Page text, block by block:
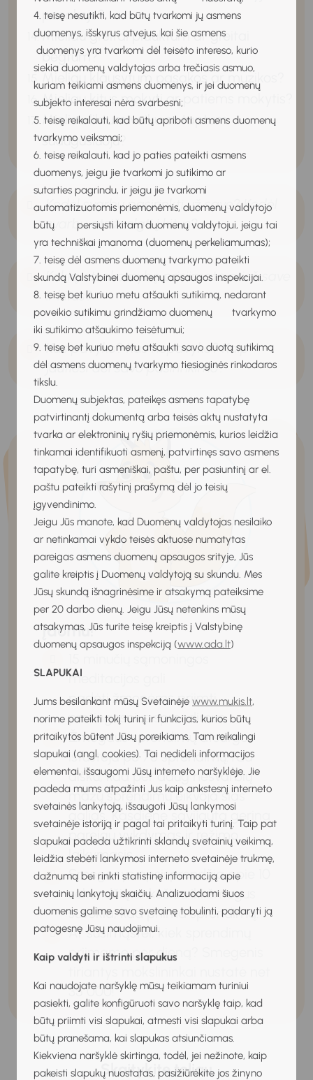
4. teisę nesutikti, kad būtų tvarkomi jų asmens
duomenys, išskyrus atvejus, kai šie asmens
duomenys yra tvarkomi dėl teisėto intereso, kurio
siekia duomenų valdytojas arba trečiasis asmuo,
kuriam teikiami asmens duomenys, ir jei duomenų
subjekto interesai nėra svarbesni;
5. teisę reikalauti, kad būtų apriboti asmens duomenų
tvarkymo veiksmai;
6. teisę reikalauti, kad jo paties pateikti asmens
duomenys, jeigu jie tvarkomi jo sutikimo ar
sutarties pagrindu, ir jeigu jie tvarkomi
automatizuotomis priemonėmis, duomenų valdytojo
būtų persiųsti kitam duomenų valdytojui, jeigu tai
yra techniškai įmanoma (duomenų perkeliamumas);
7. teisę dėl asmens duomenų tvarkymo pateikti
skundą Valstybinei duomenų apsaugos inspekcijai.
8. teisę bet kuriuo metu atšaukti sutikimą, nedarant
poveikio sutikimu grindžiamo duomenų tvarkymo
iki sutikimo atšaukimo teisėtumui;
9. teisę bet kuriuo metu atšaukti savo duotą sutikimą
dėl asmens duomenų tvarkymo tiesioginės rinkodaros
tikslu.
Duomenų subjektas, pateikęs asmens tapatybę
patvirtinantį dokumentą arba teisės aktų nustatyta
tvarka ar elektroninių ryšių priemonėmis, kurios leidžia
tinkamai identifikuoti asmenį, patvirtinęs savo asmens
tapatybę, turi asmeniškai, paštu, per pasiuntinį ar el.
paštu pateikti rašytinį prašymą dėl jo teisių
įgyvendinimo.
Jeigu Jūs manote, kad Duomenų valdytojas nesilaiko
ar netinkamai vykdo teisės aktuose numatytas
pareigas asmens duomenų apsaugos srityje, Jūs
galite kreiptis į Duomenų valdytoją su skundu. Mes
Jūsų skundą išnagrinėsime ir atsakymą pateiksime
per 20 darbo dienų. Jeigu Jūsų netenkins mūsų
atsakymas, Jūs turite teisę kreiptis į Valstybinę
duomenų apsaugos inspekciją (www.ada.lt)
SLAPUKAI
Jums besilankant mūsų Svetainėje www.mukis.lt,
norime pateikti tokį turinį ir funkcijas, kurios būtų
pritaikytos būtent Jūsų poreikiams. Tam reikalingi
slapukai (angl. cookies). Tai nedideli informacijos
elementai, išsaugomi Jūsų interneto naršyklėje. Jie
padeda mums atpažinti Jus kaip ankstesnį interneto
svetainės lankytoją, išsaugoti Jūsų lankymosi
svetainėje istoriją ir pagal tai pritaikyti turinį. Taip pat
slapukai padeda užtikrinti sklandų svetainių veikimą,
leidžia stebėti lankymosi interneto svetainėje trukmę,
dažnumą bei rinkti statistinę informaciją apie
svetainių lankytojų skaičių. Analizuodami šiuos
duomenis galime savo svetainę tobulinti, padaryti ją
patogesnę Jūsų naudojimui.
Kaip valdyti ir ištrinti slapukus
Kai naudojate naršyklę mūsų teikiamam turiniui
pasiekti, galite konfigūruoti savo naršyklę taip, kad
būtų priimti visi slapukai, atmesti visi slapukai arba
būtų pranešama, kai slapukas atsiunčiamas.
Kiekviena naršyklė skirtinga, todėl, jei nežinote, kaip
pakeisti slapukų nuostatas, pasižiūrėkite jos žinyno
pasakoje?
Mieliau greitai plauktum ar greitai
bėgtum?
Mieliau klausytum pasakos ar muzikos?
Mieliau kitus mokyti ar patiems mokytis?
Mieliau liktum vaiku ar taptum
suaugusiuoju?
Kodėl svarbu pasirinkti už save? Kodėl
svarbu atsižvelgti į kitus?
Kokią atsakomybę prisiimate prieš save
ir kitus?
Kas pavyko? Kas nepavyko? Kaip
jautiesi dėl savo pasirinkimo?
Įdomu!
meditacijos gali
padėti žmonėms priimti
protingesnius sprendimus.
Žmogaus sprendimų atsargos
ištuštėja po 75 sprendimų.Tad
aišku, kad per daug nesvarbių
mažų sprendimų eikvoja šias
galias. Kasdienę savijautą gerina
pareigų vykdymas ir režimo
laikymasis.
Smegenys apsisprendžia apie 10
sekundžių anksčiau iki žmogus
suvokia, kad priima sprendimą.
Ar susimąstei, kiek sprendimų
priimame per dieną? Smegenis
35 000!
Skaitykite toliau